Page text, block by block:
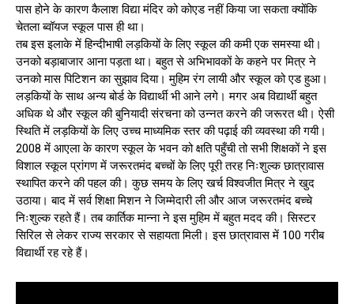
पास होने के कारण कैलाश विद्या मंदिर को कोएड नहीं किया जा सकता क्योंकि
चेतला ब्वॉयज स्कूल पास ही था।
तब इस इलाके में हिन्दीभाषी लड़कियों के लिए स्कूल की कमी एक समस्या थी।
उनको बड़ाबाजार आना पड़ता था। बहुत से अभिभावकों के कहने पर मित्र ने
उनको मास पिटिशन का सुझाव दिया। मुहिम रंग लायी और स्कूल को एड हुआ।
लड़कियों के साथ अन्य बोर्ड के विद्यार्थी भी आने लगे। मगर अब विद्यार्थी बहुत
अधिक थे और स्कूल की बुनियादी संरचना को उन्नत करने की जरूरत थी। ऐसी
स्थिति में लड़कियों के लिए उच्च माध्यमिक स्तर की पढ़ाई की व्यवस्था की गयी।
2008 में आएला के कारण स्कूल के भवन को क्षति पहुँची तो सभी शिक्षकों ने इस
विशाल स्कूल प्रांगण में जरूरतमंद बच्चों के लिए पूरी तरह निःशुल्क छात्रावास
स्थापित करने की पहल की। कुछ समय के लिए खर्च विश्वजीत मित्र ने खुद
उठाया। बाद में सर्व शिक्षा मिशन ने जिम्मेदारी ली और आज जरूरतमंद बच्चे
निःशुल्क रहते हैं। तब कार्तिक मान्ना ने इस मुहिम में बहुत मदद की। सिस्टर
सिरिल से लेकर राज्य सरकार से सहायता मिली। इस छात्रावास में 100 गरीब
विद्यार्थी रह रहे हैं।